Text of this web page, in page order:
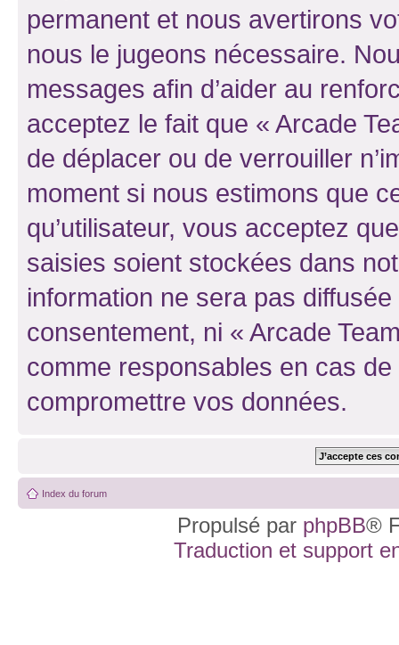
permanent et nous avertirons
nous le jugeons nécessaire.
messages afin d’aider au
acceptez le fait que « Arcade
de déplacer ou de verrouiller
moment si nous estimons que
qu’utilisateur, vous acceptez
saisies soient stockées dans
information ne sera pas
consentement, ni « Arcade
comme responsables en cas
compromettre vos données.
Index du forum
Propulsé par phpBB®
Traduction et support